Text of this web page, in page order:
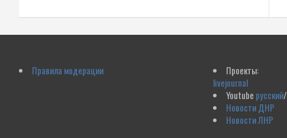
Правила модерации
Проекты:
livejournal
Youtube русский/
Новости ДНР
Новости ЛНР